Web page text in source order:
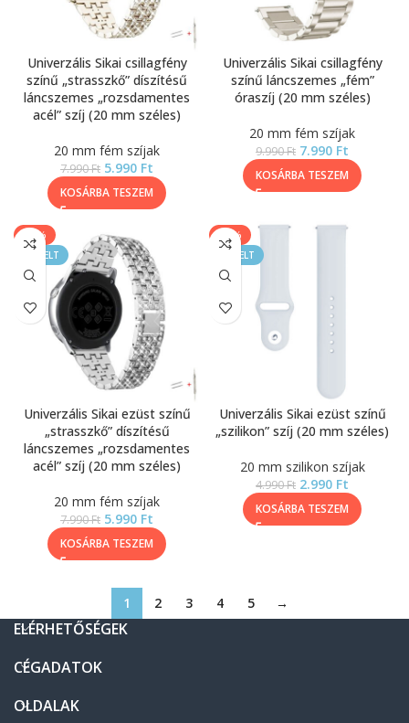
Univerzális Sikai csillagfény
színű „strasszkő” díszítésű
láncszemes „rozsdamentes
acél” szíj (20 mm széles)
20 mm fém szíjak
7.990Ft 5.990 Ft
KOSÁRBA TESZEM
Univerzális Sikai csillagfény
színű láncszemes „fém”
óraszíj (20 mm széles)
20 mm fém szíjak
9.990Ft 7.990 Ft
KOSÁRBA TESZEM
-25%
KIEMELT
Univerzális Sikai ezüst színű
„strasszkő” díszítésű
láncszemes „rozsdamentes
acél” szíj (20 mm széles)
20 mm fém szíjak
7.990Ft 5.990 Ft
KOSÁRBA TESZEM
-40%
KIEMELT
Univerzális Sikai ezüst színű
„szilikon” szíj (20 mm széles)
20 mm szilikon szíjak
4.990Ft 2.990 Ft
KOSÁRBA TESZEM
1 2 3 4 5 →
ELÉRHETŐSÉGEK
CÉGADATOK
OLDALAK